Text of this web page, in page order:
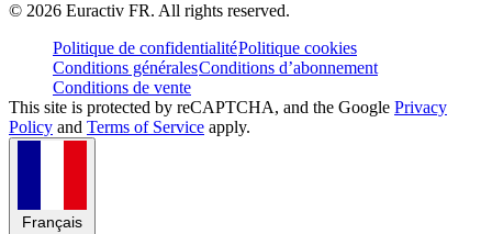
© 2026 Euractiv FR. All rights reserved.
Politique de confidentialitéPolitique cookies
Conditions généralesConditions d’abonnement
Conditions de vente
This site is protected by reCAPTCHA, and the Google Privacy
Policy and Terms of Service apply.
Français